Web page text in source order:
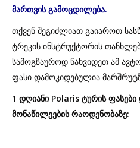
მართვის გამოცდილება.
თქვენ შეგიძლიათ გაიაროთ
ტრეკის ინსტრუქტორის
სამოგზაუროდ წახვიდეთ ამ
ფასი დამოკიდებულია
1 დღიანი Polaris ტურის
მონაწილეების რაოდენობაზე: